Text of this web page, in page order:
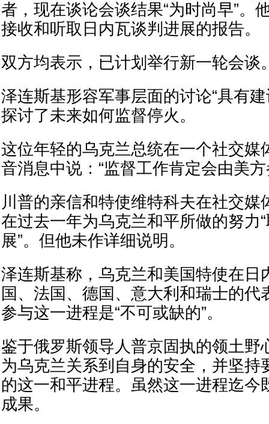
者，现在谈论会谈结果“为时尚早”。
接收和听取日内瓦谈判进展的报告。
双方均表示，已计划举行新一轮会谈
泽连斯基形容军事层面的讨论“具有
探讨了未来如何监督停火。
这位年轻的乌克兰总统在一个社交媒
音消息中说：“监督工作肯定会由美
川普的亲信和特使维特科夫在社交媒
在过去一年为乌克兰和平所做的努力
展”。但他未作详细说明。
泽连斯基称，乌克兰和美国特使在日
国、法国、德国、意大利和瑞士的代
参与这一进程是“不可或缺的”。
鉴于俄罗斯领导人普京固执的领土野
为乌克兰关系到自身的安全，并坚持
的这一和平进程。虽然这一进程迄今
成果。